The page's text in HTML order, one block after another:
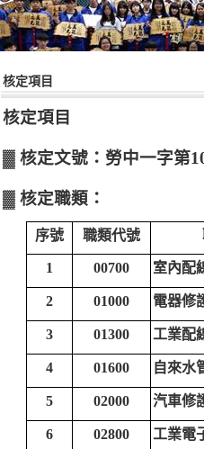
核定項目
核定項目
▓ 核定文號：勞中一字第
▓ 核定職類：
序號 職類代號
1 00700 室內配
2 01000 電器修
3 01300 工業配
4 01600 自來水
5 02000 汽車修
6 02800 工業電